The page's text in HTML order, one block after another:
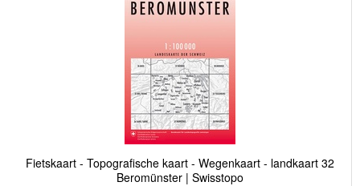
Fietskaart - Topografische kaart - Wegenkaart - landkaart 32
Beromünster | Swisstopo